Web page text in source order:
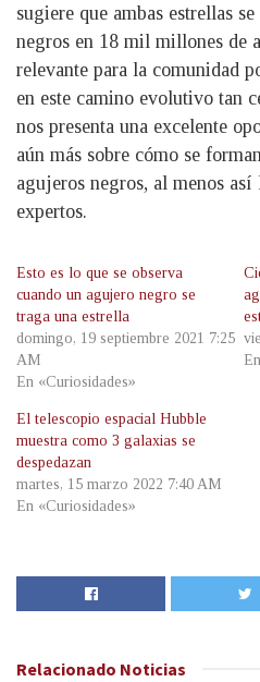
sugiere que ambas estrellas
negros en 18 mil millones de
relevante para la comunidad
en este camino evolutivo tan
nos presenta una excelente
aún más sobre cómo se
agujeros negros, al menos
expertos.
Esto es lo que se observa
cuando un agujero negro se
traga una estrella
domingo, 19 septiembre 2021 7:25
AM
En «Curiosidades»
El telescopio espacial Hubble
muestra como 3 galaxias se
despedazan
martes, 15 marzo 2022 7:40 AM
En «Curiosidades»
Relacionado Noticias